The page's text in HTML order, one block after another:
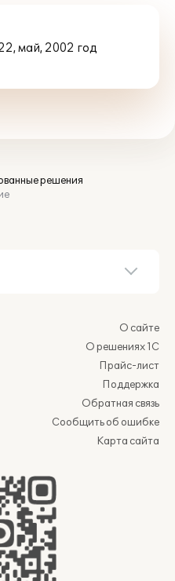
май, 2002 год
решения
О сайте
О решениях 1С
Прайс-лист
Поддержка
Обратная связь
Сообщить об ошибке
Карта сайта